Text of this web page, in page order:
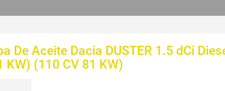
De Aceite Dacia DUSTER 1.5 dCi
KW) (110 CV 81 KW)